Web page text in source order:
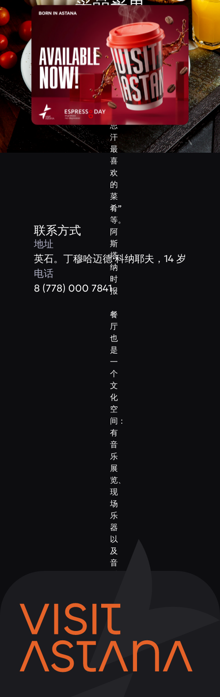
马
食
谱、
石
头
上
的
“成
思
汗
最
喜
欢
的
菜
肴”
等。
阿
斯
塔
纳
时
报
餐
厅
也
是
一
个
文
化
空
间：
有
音
乐
展
览、
现
场
乐
器
以
及
音
食
织
在
一
下载
联系方式
地址
英石。丁穆哈迈德·科纳耶夫，14 岁
电话
8 (778) 000 7841